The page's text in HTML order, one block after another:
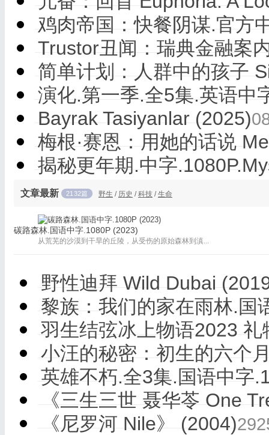
鸡肉帝国：快餐阴谋.官方
Trustor丑闻：瑞典金融案
简单计划：人群中的孩子
演化.第一季.全5集.英语中
Bayrak Tasiyanlar (2025)
梅根·赛恩：用她的话说
揭秘更年期.中字
文章最新 2132篇 野生 / 历史 /科技 /生命
碳路森林.国语中字.1080P (2023)
从荒芜的沙漠到干旱的丘陵，从受伤的原始森林到滇...
野性迪拜 Wild Dubai
黎族：我们的家在雨林.国
羽生结弦冰上物语2023 礼
小汪的秘密：初生的六个
英雄不朽.全3集.国语中字
《三生三世 聂华苓 One
《尼罗河 Nile》 (2004)